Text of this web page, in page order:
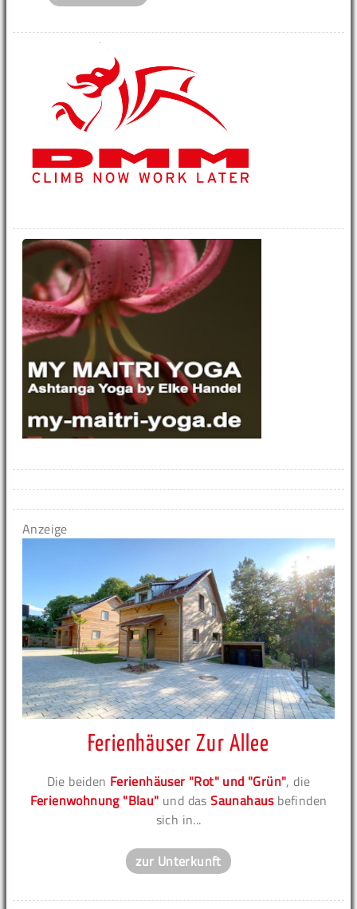
Anzeige
Ferienhäuser Zur Allee
Die beiden Ferienhäuser "Rot" und "Grün", die
Ferienwohnung "Blau" und dasSaunahausbefinden
sich in...
zur Unterkunft